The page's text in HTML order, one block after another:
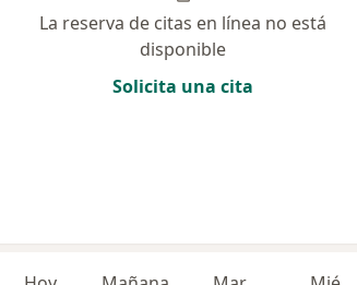
La reserva de citas en línea no está
disponible
Solicita una cita